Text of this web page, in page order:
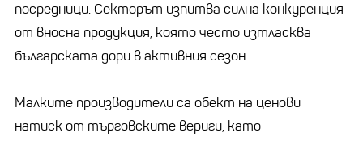
посредници. Секторът изпитва силна конкуренция
от вносна продукция, която често изтласква
българската дори в активния сезон.
Малките производители са обект на ценови
натиск от търговските вериги, като